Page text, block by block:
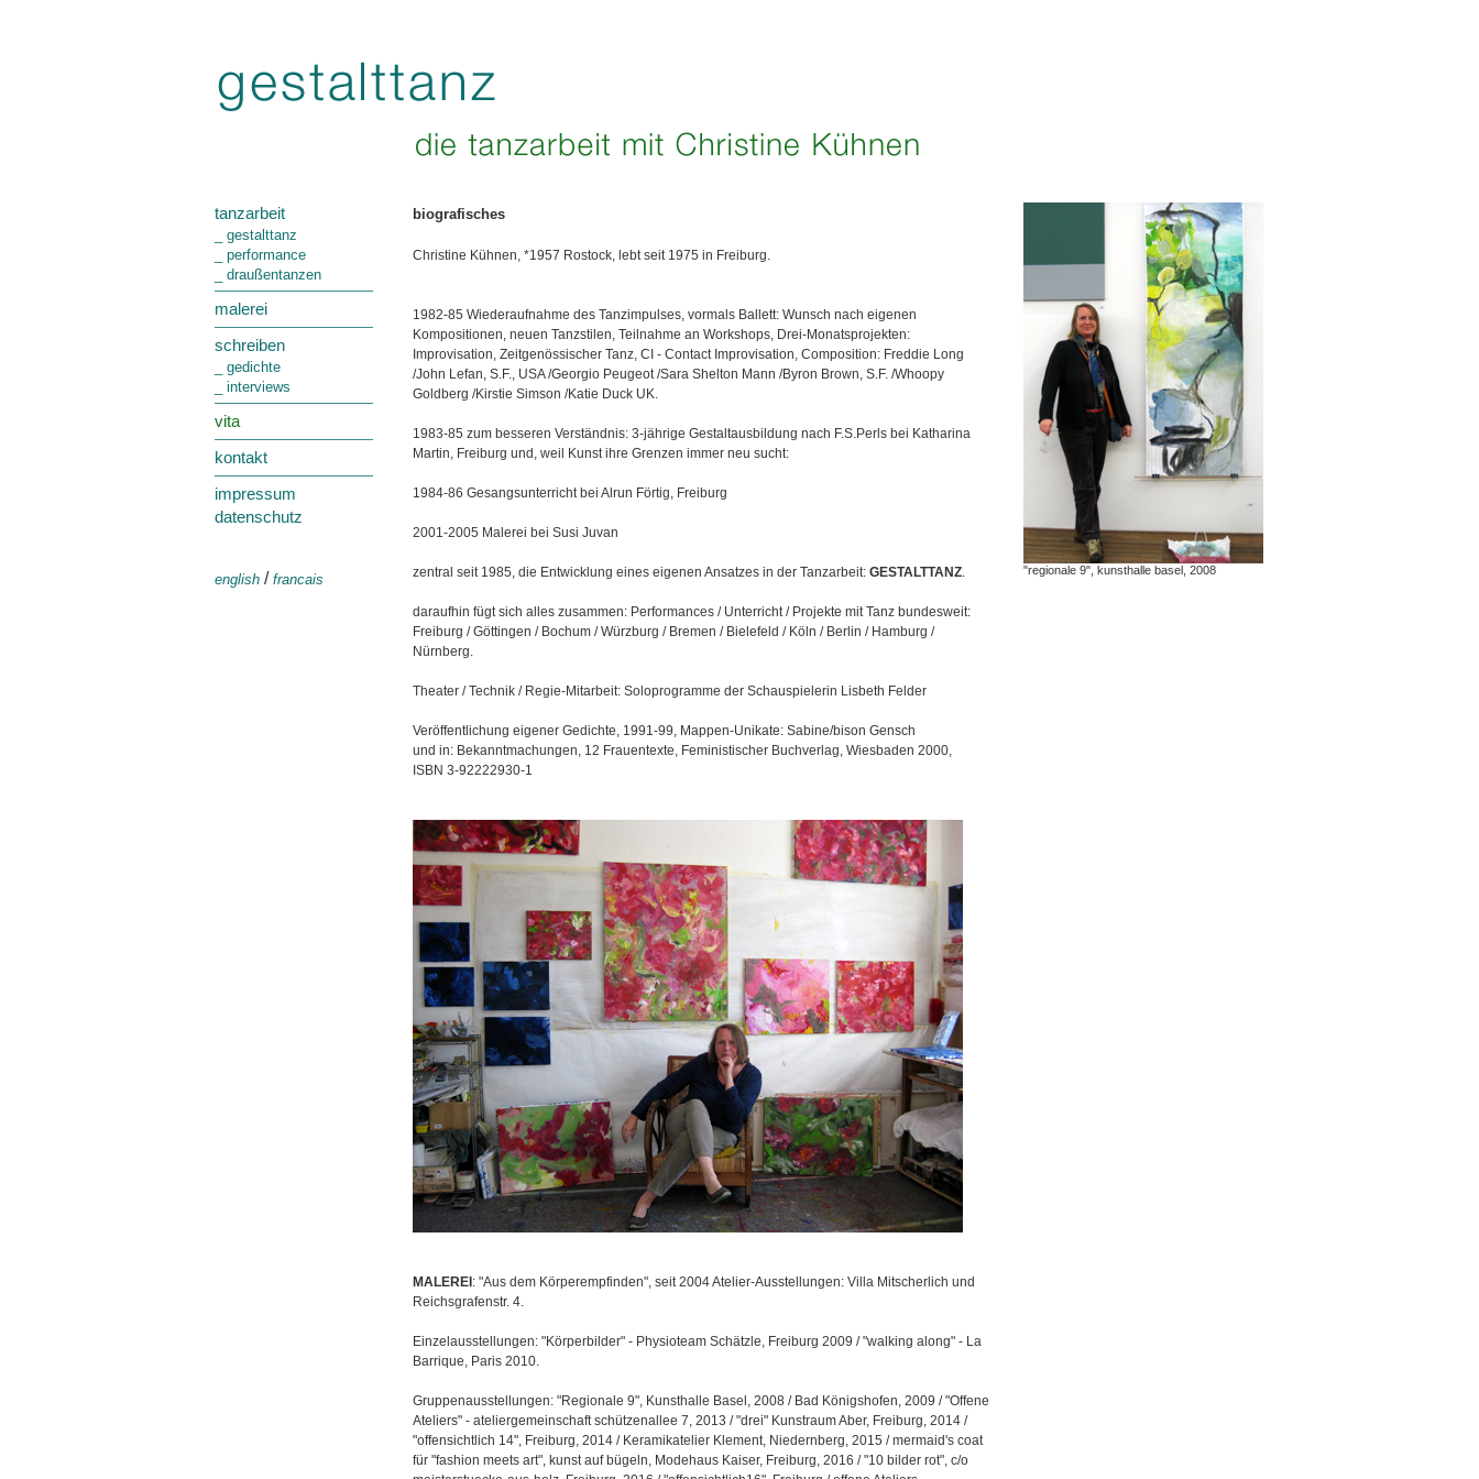
tanzarbeit
_ gestalttanz
_ performance
_ draußentanzen
malerei
schreiben
_ gedichte
_ interviews
vita
kontakt
impressum
datenschutz
english/ francais
biografisches
Christine Kühnen, *1957 Rostock, lebt seit 1975 in Freiburg.
1982-85 Wiederaufnahme des Tanzimpulses, vormals Ballett: Wunsch nach eigenen
Kompositionen, neuen Tanzstilen, Teilnahme an Workshops, Drei-Monatsprojekten:
Improvisation, Zeitgenössischer Tanz, CI - Contact Improvisation, Composition: Freddie Long
/John Lefan, S.F., USA /Georgio Peugeot /Sara Shelton Mann /Byron Brown, S.F. /Whoopy
Goldberg /Kirstie Simson /Katie Duck UK.
1983-85 zum besseren Verständnis: 3-jährige Gestaltausbildung nach F.S.Perls bei Katharina
Martin, Freiburg und, weil Kunst ihre Grenzen immer neu sucht:
1984-86 Gesangsunterricht bei Alrun Förtig, Freiburg
2001-2005 Malerei bei Susi Juvan
zentral seit 1985, die Entwicklung eines eigenen Ansatzes in der Tanzarbeit: GESTALTTANZ.
daraufhin fügt sich alles zusammen: Performances / Unterricht / Projekte mit Tanz bundesweit:
Freiburg / Göttingen / Bochum / Würzburg / Bremen / Bielefeld / Köln / Berlin / Hamburg /
Nürnberg.
Theater / Technik / Regie-Mitarbeit: Soloprogramme der Schauspielerin Lisbeth Felder
Veröffentlichung eigener Gedichte, 1991-99, Mappen-Unikate: Sabine/bison Gensch
und in: Bekanntmachungen, 12 Frauentexte, Feministischer Buchverlag, Wiesbaden 2000,
ISBN 3-92222930-1
MALEREI : "Aus dem Körperempfinden", seit 2004 Atelier-Ausstellungen: Villa Mitscherlich und
Reichsgrafenstr. 4.
Einzelausstellungen: "Körperbilder" - Physioteam Schätzle, Freiburg 2009 / "walking along" - La
Barrique, Paris 2010.
Gruppenausstellungen: "Regionale 9", Kunsthalle Basel, 2008 / Bad Königshofen, 2009 / "Offene
Ateliers" - ateliergemeinschaft schützenallee 7, 2013 / "drei" Kunstraum Aber, Freiburg, 2014 /
"offensichtlich 14", Freiburg, 2014 / Keramikatelier Klement, Niedernberg, 2015 / mermaid's coat
für "fashion meets art", kunst auf bügeln, Modehaus Kaiser, Freiburg, 2016 / "10 bilder rot", c/o
"regionale 9", kunsthalle basel, 2008